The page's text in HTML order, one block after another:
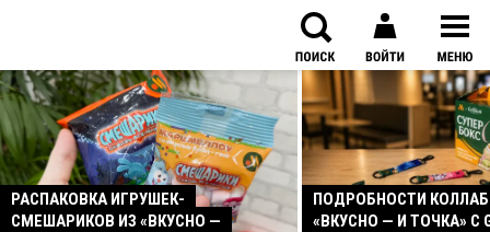
РАСПАКОВКА ИГРУШЕК-
СМЕШАРИКОВ ИЗ «ВКУСНО —
ПОДРОБНОСТИ
«ВКУСНО — И ТОЧКА» С